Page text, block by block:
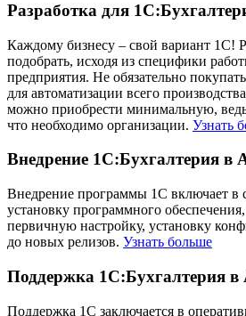
Разработка для
Каждому бизнесу – свой вариант 1С!
подобрать, исходя из специфики
предприятия. Не обязательно
для автоматизации всего
можно приобрести минимальную,
что необходимо организации. Узнать
Внедрение 1С:Бухгалтерия в
Внедрение программы 1С включает в
установку программного
первичную настройку, установку
до новых релизов. Узнать больше
Поддержка 1С:Бухгалтерия в
Поддержка 1С заключается в